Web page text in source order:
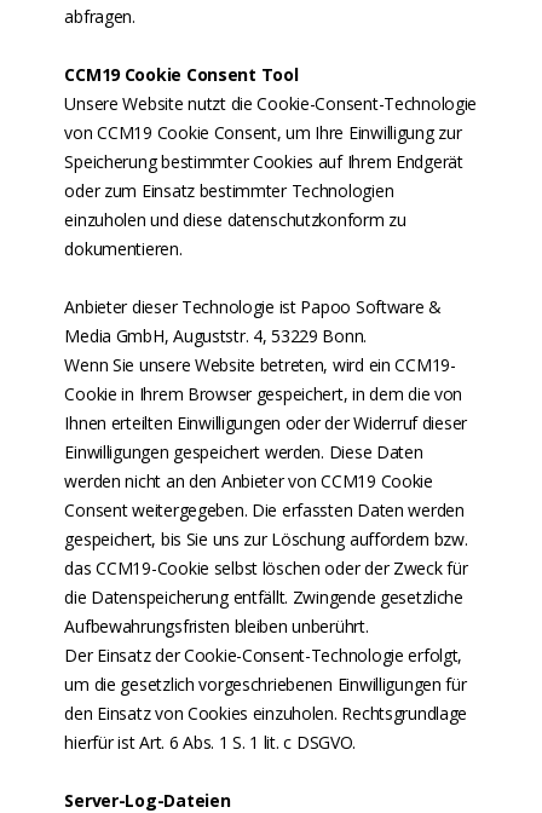
abfragen.
CCM19 Cookie Consent Tool
Unsere Website nutzt die Cookie-Consent-Technologie
von CCM19 Cookie Consent, um Ihre Einwilligung zur
Speicherung bestimmter Cookies auf Ihrem Endgerät
oder zum Einsatz bestimmter Technologien
einzuholen und diese datenschutzkonform zu
dokumentieren.
Anbieter dieser Technologie ist Papoo Software &
Media GmbH, Auguststr. 4, 53229 Bonn.
Wenn Sie unsere Website betreten, wird ein CCM19-
Cookie in Ihrem Browser gespeichert, in dem die von
Ihnen erteilten Einwilligungen oder der Widerruf dieser
Einwilligungen gespeichert werden. Diese Daten
werden nicht an den Anbieter von CCM19 Cookie
Consent weitergegeben. Die erfassten Daten werden
gespeichert, bis Sie uns zur Löschung auffordern bzw.
das CCM19-Cookie selbst löschen oder der Zweck für
die Datenspeicherung entfällt. Zwingende gesetzliche
Aufbewahrungsfristen bleiben unberührt.
Der Einsatz der Cookie-Consent-Technologie erfolgt,
um die gesetzlich vorgeschriebenen Einwilligungen für
den Einsatz von Cookies einzuholen. Rechtsgrundlage
hierfür ist Art. 6 Abs. 1 S. 1 lit. c DSGVO.
Server-Log-Dateien